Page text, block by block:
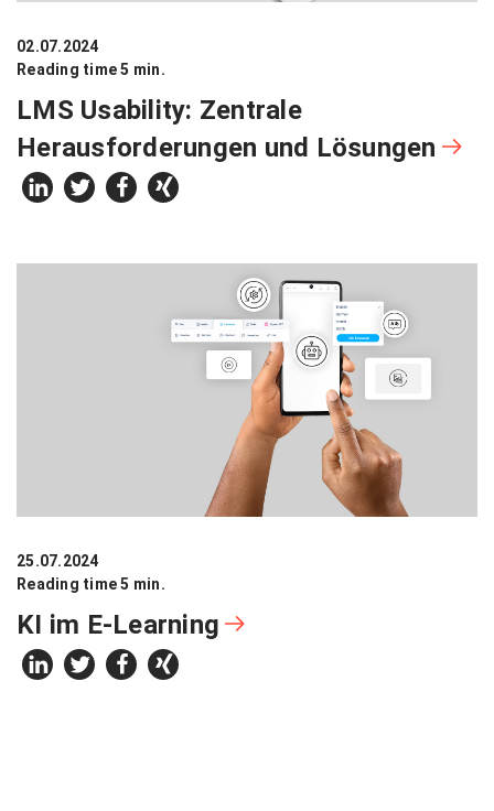
02.07.2024
Reading time 5 min.
LMS Usability: Zentrale
Herausforderungen und Lösungen
25.07.2024
Reading time 5 min.
KI im E-Learning